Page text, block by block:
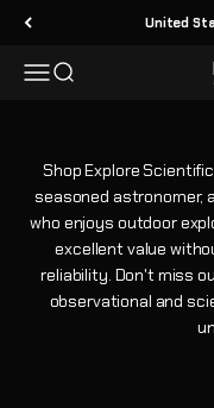
Passer au contenu United
MenuRecherche
Shop Explore
seasoned astronomer,
who enjoys outdoor
excellent value
reliability. Don't miss
observational and